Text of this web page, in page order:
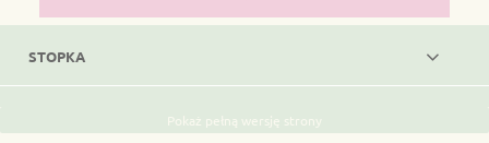
STOPKA
Pokaż pełną wersję strony